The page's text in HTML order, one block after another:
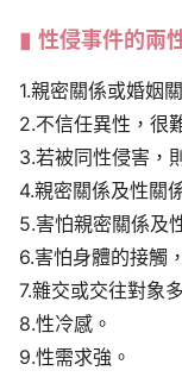
性侵事件的兩
1.親密關係或婚姻
2.不信任異性，很
3.若被同性侵害，
4.親密關係及性關
5.害怕親密關係及
6.害怕身體的接觸
7.雜交或交往對象
8.性冷感。
9.性需求強。